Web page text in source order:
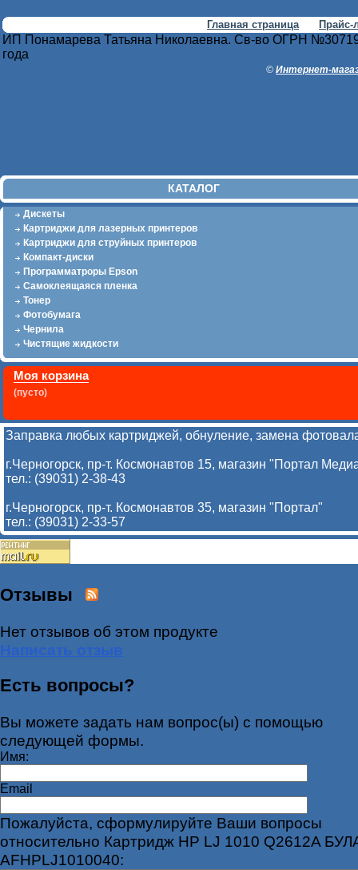
Главная страница Прайс-
ИП Понамарева Татьяна Николаевна. Св-во ОГРН
года
© Интернет-
КАТАЛОГ
Дискеты
Картриджи для лазерных принтеров
Картриджи для струйных принтеров
Компакт-диски
Программатроры Epson
Самоклеящаяся пленка
Тонер
Фотобумага
Чернила
Чистящие жидкости
Моя корзина
(пусто)
Заправка любых картриджей, обнуление, замена
г.Черногорск, пр-т. Космонавтов 15, магазин "Портал
тел.: (39031) 2-38-43
г.Черногорск, пр-т. Космонавтов 35, магазин "Портал"
тел.: (39031) 2-33-57
Отзывы
Нет отзывов об этом продукте
Написать отзыв
Есть вопросы?
Вы можете задать нам вопрос(ы) с помощью
следующей формы.
Имя:
Email
Пожалуйста, сформулируйте Ваши вопросы
относительно Картридж HP LJ 1010 Q2612A
AFHPLJ1010040: